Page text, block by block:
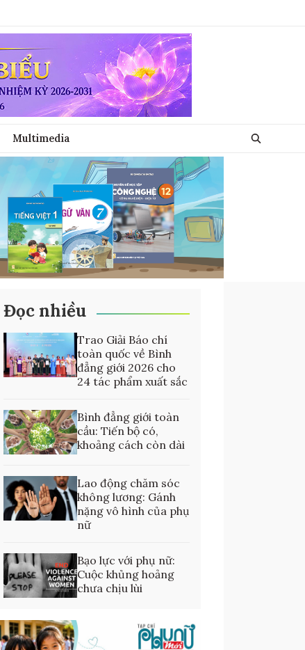
Multimedia
Đọc nhiều
Trao Giải Báo chí
toàn quốc về Bình
đẳng giới 2026 cho
24 tác phẩm xuất sắc
Bình đẳng giới toàn
cầu: Tiến bộ có,
khoảng cách còn dài
Lao động chăm sóc
không lương: Gánh
nặng vô hình của phụ
nữ
Bạo lực với phụ nữ:
Cuộc khủng hoảng
chưa chịu lùi